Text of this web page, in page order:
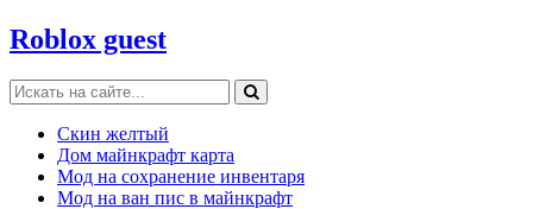
Roblox guest
Скин желтый
Дом майнкрафт карта
Мод на сохранение инвентаря
Мод на ван пис в майнкрафт